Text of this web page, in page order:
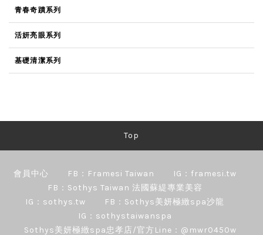
青春奇蹟系列
活妍亮眼系列
基礎清潔系列
Top
會員中心 FB：Framesi Taiwan
IG：framesi.tw
FB：Sothys Taiwan 法國蘇緹專業美容
IG：sothys.tw
FB：Sothys美妍極緻spa沙龍
IG：sothystaiwanspa
Sothys美妍極緻spa忠孝店/官方Line：@mwr0450w